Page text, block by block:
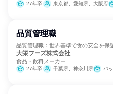
27年卒 東京都、愛知県、大阪府
品質管理職
品質管理職：世界基準で食の安全を保
大栄フーズ株式会社
食品・飲料メーカー
27年卒 千葉県、神奈川県 バックオ